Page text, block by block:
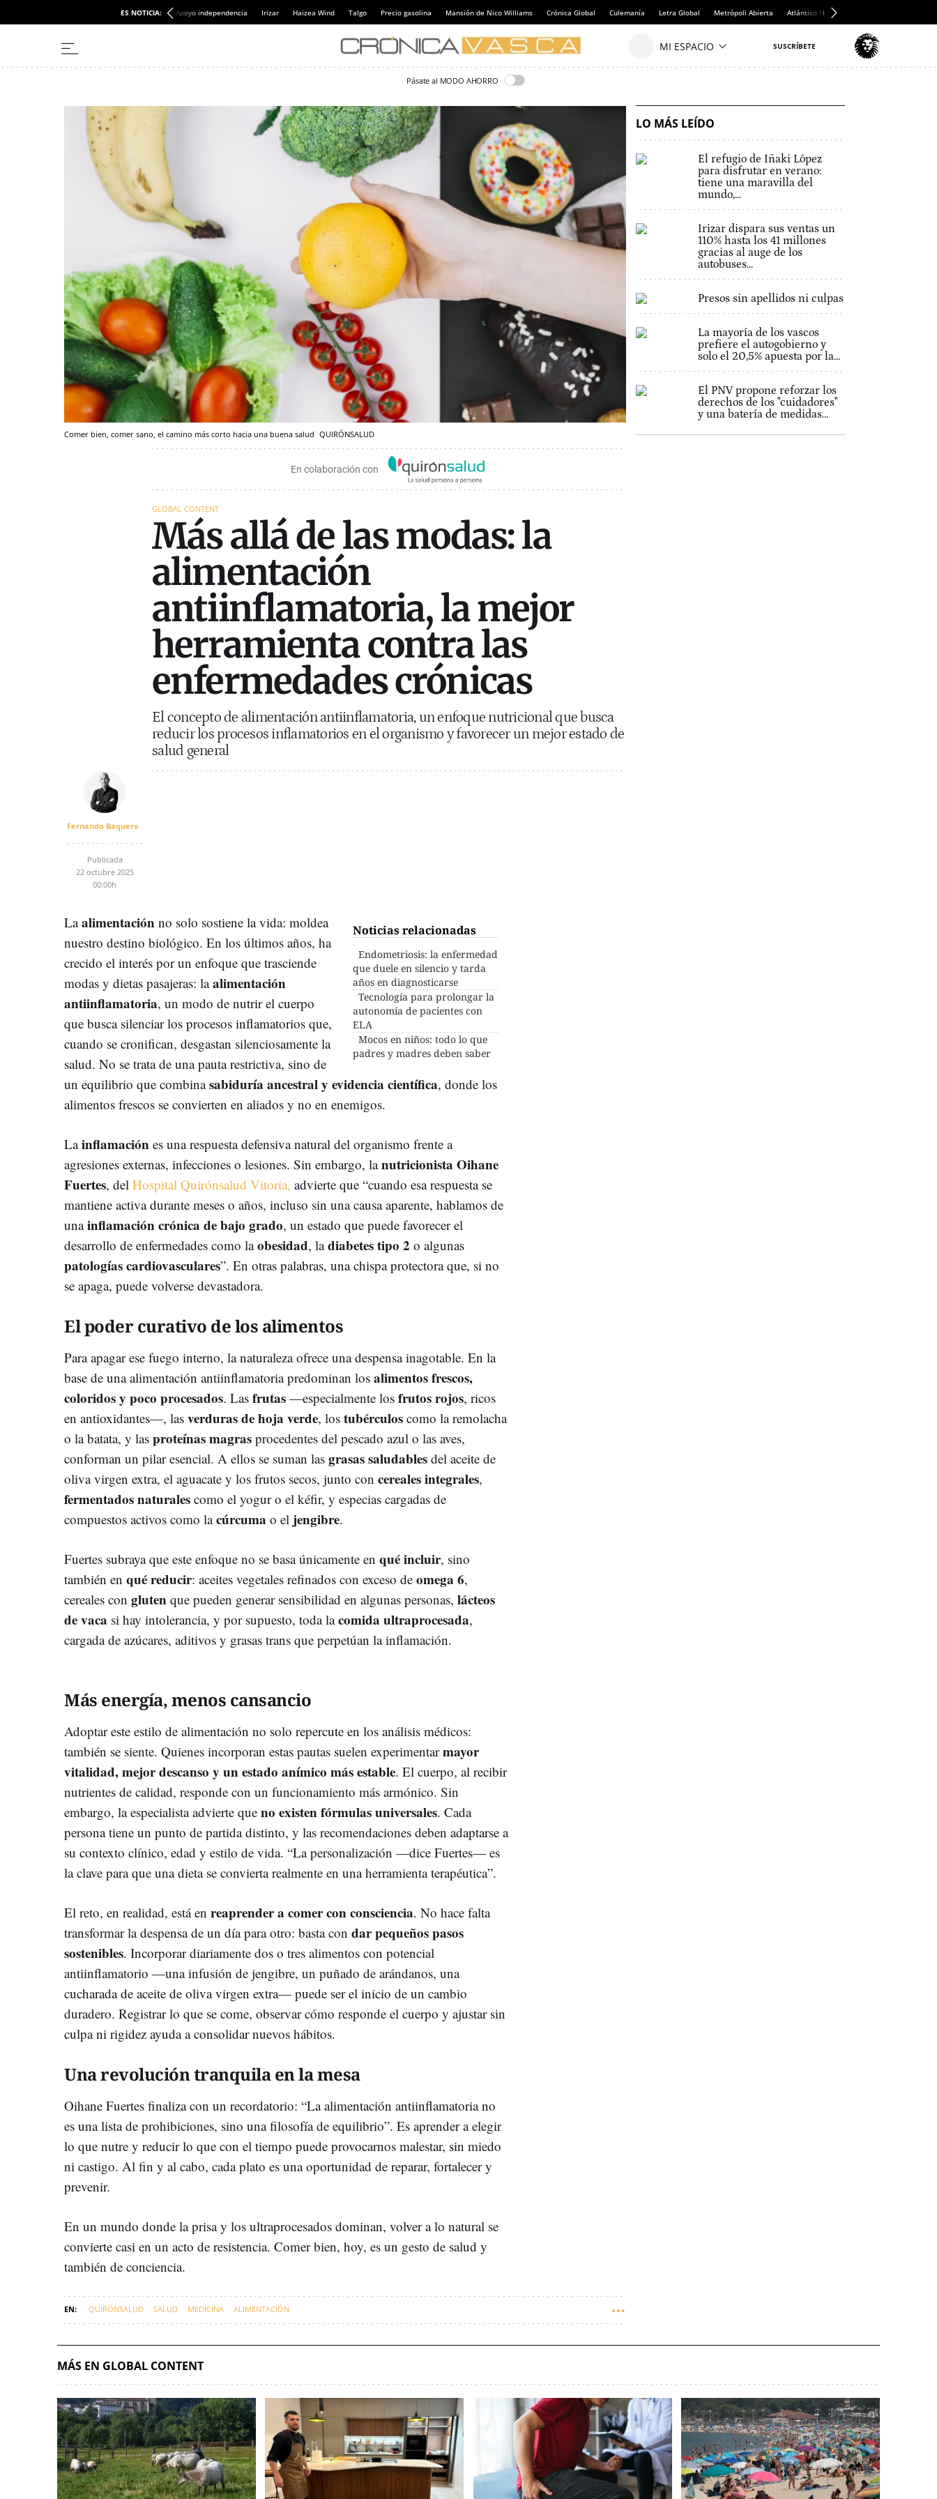
ES NOTICIA: Apoyo independencia Irizar Haizea Wind Talgo Precio gasolina Mansión de Nico Williams Crónica Global Culemanía Letra Global Metrópoli Abierta Atlántico Hoy
Pásate al MODO AHORRO
Comer bien, comer sano, el camino más corto hacia una buena salud QUIRÓNSALUD
En colaboración con
GLOBAL CONTENT
Más allá de las modas: la
alimentación
antiinflamatoria, la mejor
herramienta contra las
enfermedades crónicas
El concepto de alimentación antiinflamatoria, un enfoque nutricional que busca
reducir los procesos inflamatorios en el organismo y favorecer un mejor estado de
salud general
Fernando Baquero
Publicada
22 octubre 2025
00:00h
Noticias relacionadas
Endometriosis: la enfermedad
que duele en silencio y tarda
años en diagnosticarse
Tecnología para prolongar la
autonomía de pacientes con
ELA
Mocos en niños: todo lo que
padres y madres deben saber
Laalimentación no solo sostiene la vida: moldea
nuestro destino biológico. En los últimos años, ha
crecido el interés por un enfoque que trasciende
modas y dietas pasajeras: laalimentación
antiinflamatoria, un modo de nutrir el cuerpo
que busca silenciar los procesos inflamatorios que,
cuando se cronifican, desgastan silenciosamente la
salud. No se trata de una pauta restrictiva, sino de
un equilibrio que combinasabiduría ancestral y evidencia científica, donde los
alimentos frescos se convierten en aliados y no en enemigos.
Lainflamación es una respuesta defensiva natural del organismo frente a
agresiones externas, infecciones o lesiones. Sin embargo, lanutricionista Oihane
Fuertes, del Hospital Quirónsalud Vitoria, advierte que “cuando esa respuesta se
mantiene activa durante meses o años, incluso sin una causa aparente, hablamos de
unainflamación crónica de bajo grado, un estado que puede favorecer el
desarrollo de enfermedades como laobesidad, ladiabetes tipo 2 o algunas
patologías cardiovasculares”. En otras palabras, una chispa protectora que, si no
se apaga, puede volverse devastadora.
El poder curativo de los alimentos
Para apagar ese fuego interno, la naturaleza ofrece una despensa inagotable. En la
base de una alimentación antiinflamatoria predominan los alimentos frescos,
coloridos y poco procesados. Las frutas —especialmente los frutos rojos, ricos
en antioxidantes—, las verduras de hoja verde, los tubérculos como la remolacha
o la batata, y las proteínas magras procedentes del pescado azul o las aves,
conforman un pilar esencial. A ellos se suman las grasas saludables del aceite de
oliva virgen extra, el aguacate y los frutos secos, junto con cereales integrales,
fermentados naturales como el yogur o el kéfir, y especias cargadas de
compuestos activos como lacúrcuma o el jengibre.
Fuertes subraya que este enfoque no se basa únicamente en qué incluir, sino
también en qué reducir: aceites vegetales refinados con exceso de omega 6,
cereales con gluten que pueden generar sensibilidad en algunas personas, lácteos
de vaca si hay intolerancia, y por supuesto, toda lacomida ultraprocesada,
cargada de azúcares, aditivos y grasas trans que perpetúan la inflamación.
Más energía, menos cansancio
Adoptar este estilo de alimentación no solo repercute en los análisis médicos:
también se siente. Quienes incorporan estas pautas suelen experimentarmayor
vitalidad, mejor descanso y un estado anímico más estable. El cuerpo, al recibir
nutrientes de calidad, responde con un funcionamiento más armónico. Sin
embargo, la especialista advierte que no existen fórmulas universales. Cada
persona tiene un punto de partida distinto, y las recomendaciones deben adaptarse a
su contexto clínico, edad y estilo de vida. “La personalización —dice Fuertes— es
la clave para que una dieta se convierta realmente en una herramienta terapéutica”.
El reto, en realidad, está en reaprender a comer con consciencia. No hace falta
transformar la despensa de un día para otro: basta con dar pequeños pasos
sostenibles. Incorporar diariamente dos o tres alimentos con potencial
antiinflamatorio —una infusión de jengibre, un puñado de arándanos, una
cucharada de aceite de oliva virgen extra— puede ser el inicio de un cambio
duradero. Registrar lo que se come, observar cómo responde el cuerpo y ajustar sin
culpa ni rigidez ayuda a consolidar nuevos hábitos.
Una revolución tranquila en la mesa
Oihane Fuertes finaliza con un recordatorio: “La alimentación antiinflamatoria no
es una lista de prohibiciones, sino una filosofía de equilibrio”. Es aprender a elegir
lo que nutre y reducir lo que con el tiempo puede provocarnos malestar, sin miedo
ni castigo. Al fin y al cabo, cada plato es una oportunidad de reparar, fortalecer y
prevenir.
En un mundo donde la prisa y los ultraprocesados dominan, volver a lo natural se
convierte casi en un acto de resistencia. Comer bien, hoy, es un gesto de salud y
también de conciencia.
QUIRÓNSALUD SALUD MEDICINA ALIMENTACIÓN
LO MÁS LEÍDO
El refugio de Iñaki López
para disfrutar en verano:
tiene una maravilla del
mundo,...
Irizar dispara sus ventas un
110% hasta los 41 millones
gracias al auge de los
autobuses...
Presos sin apellidos ni culpas
La mayoría de los vascos
prefiere el autogobierno y
solo el 20,5% apuesta por la...
El PNV propone reforzar los
derechos de los "cuidadores"
y una batería de medidas...
MÁS EN GLOBAL CONTENT